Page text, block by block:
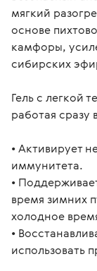
мягкий
основе
камфоры,
сибирских
Гель с легкой
работая сразу
• Активирует
иммунитета.
•
время зимних
холодное
•
использовать